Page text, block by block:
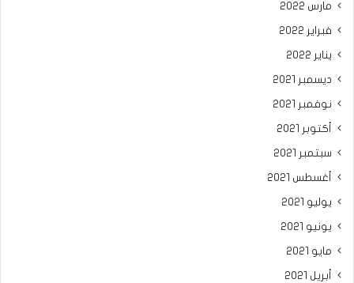
مارس 2022
فبراير 2022
يناير 2022
ديسمبر 2021
نوفمبر 2021
أكتوبر 2021
سبتمبر 2021
أغسطس 2021
يوليو 2021
يونيو 2021
مايو 2021
أبريل 2021